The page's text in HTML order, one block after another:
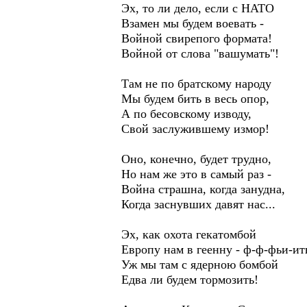
Эх, то ли дело, если с НАТО
Взамен мы будем воевать -
Войной свирепого формата!
Войной от слова "вашумать"!
Там не по братскому народу
Мы будем бить в весь опор,
А по бесовскому изводу,
Свой заслужившему измор!
Оно, конечно, будет трудно,
Но нам же это в самый раз -
Война страшна, когда занудна,
Когда заснувших давят нас...
Эх, как охота гекатомбой
Европу нам в геенну - ф-ф-фьи-
Уж мы там с ядерною бомбой
Едва ли будем тормозить!